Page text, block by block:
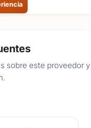
sobre este proveedor y